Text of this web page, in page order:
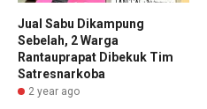
Jual Sabu Dikampung
Sebelah, 2 Warga
Rantauprapat Dibekuk Tim
Satresnarkoba
2 year ago